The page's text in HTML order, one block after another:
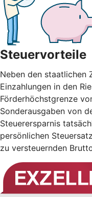
Steuervorteile
Neben den staatlichen
Einzahlungen in den
Förderhöchstgrenze
Sonderausgaben von
Steuerersparnis
persönlichen
zu versteuernden